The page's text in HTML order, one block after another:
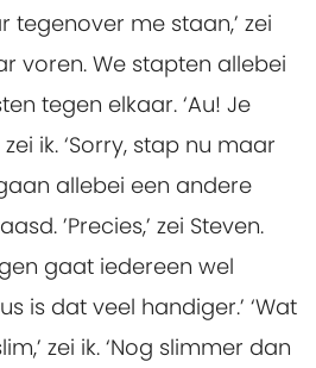
tegenover me staan,’ zei
voren. We stapten allebei
tegen elkaar. ‘Au! Je
ik. ‘Sorry, stap nu maar
gaan allebei een andere
’Precies,’ zei Steven.
gaat iedereen wel
is dat veel handiger.’ ‘Wat
zei ik. ‘Nog slimmer dan